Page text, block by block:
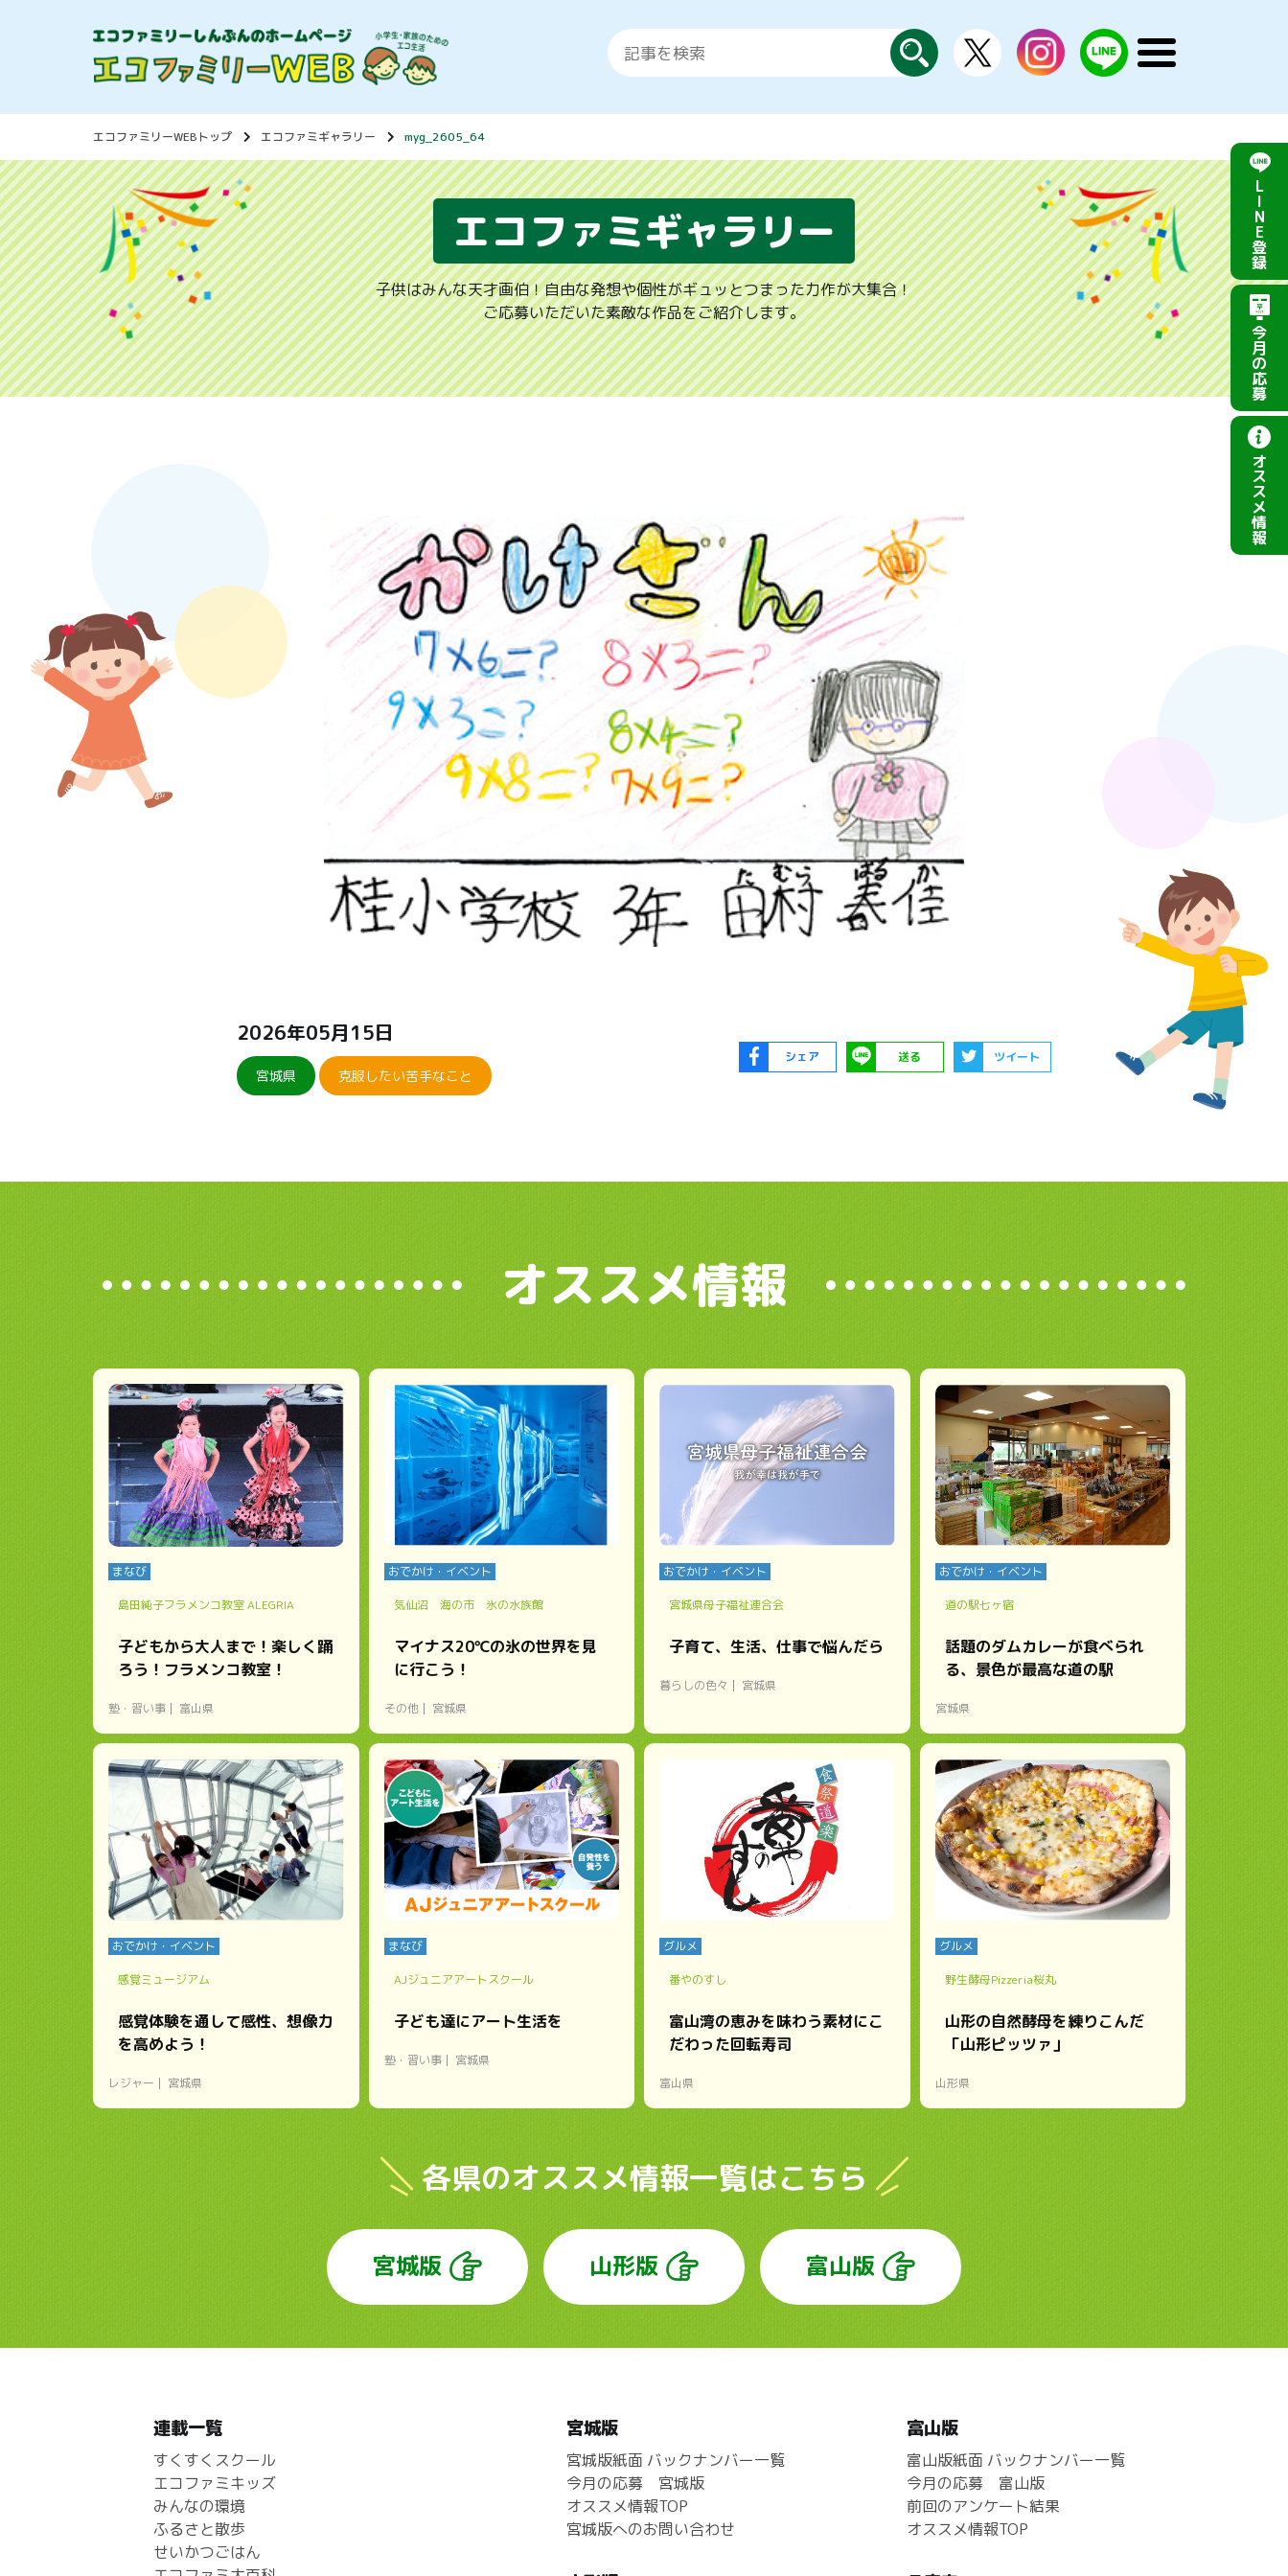
探
す
instagram LINE
公
メ
く
エコファミリーWEBトップ エコファミギャラリー myg_2605_64
エコファミギャラリー
子供はみんな天才画伯！自由な発想や個性がギュッとつまった力作が大集合！
ご応募いただいた素敵な作品をご紹介します。
2026年05月15日
宮城県 克服したい苦手なこと
シェア 送る ツイート
オススメ情報
まなび
島田純子フラメンコ教室 ALEGRIA
子どもから大人まで！楽しく踊
ろう！フラメンコ教室！
塾・習い事 富山県
おでかけ・イベント
気仙沼 海の市 氷の水族館
マイナス20℃の氷の世界を見
に行こう！
その他 宮城県
おでかけ・イベント
宮城県母子福祉連合会
子育て、生活、仕事で悩んだら
暮らしの色々 宮城県
おでかけ・イベント
道の駅七ヶ宿
話題のダムカレーが食べられ
る、景色が最高な道の駅
宮城県
おでかけ・イベント
感覚ミュージアム
感覚体験を通して感性、想像力
を高めよう！
レジャー 宮城県
まなび
AJジュニアアートスクール
子ども達にアート生活を
塾・習い事 宮城県
グルメ
番やのすし
富山湾の恵みを味わう素材にこ
だわった回転寿司
富山県
グルメ
野生酵母Pizzeria桜丸
山形の自然酵母を練りこんだ
「山形ピッツァ」
山形県
各県のオススメ情報一覧はこちら
宮城版 山形版 富山版
L
I
N
E
登
録
今
月
の
応
募
オ
ス
ス
メ
情
報
連載一覧
すくすくスクール
エコファミキッズ
みんなの環境
ふるさと散歩
せいかつごはん
宮城版
宮城版紙面 バックナンバー一覧
今月の応募 宮城版
オススメ情報TOP
宮城版へのお問い合わせ
富山版
富山版紙面 バックナンバー一覧
今月の応募 富山版
前回のアンケート結果
オススメ情報TOP